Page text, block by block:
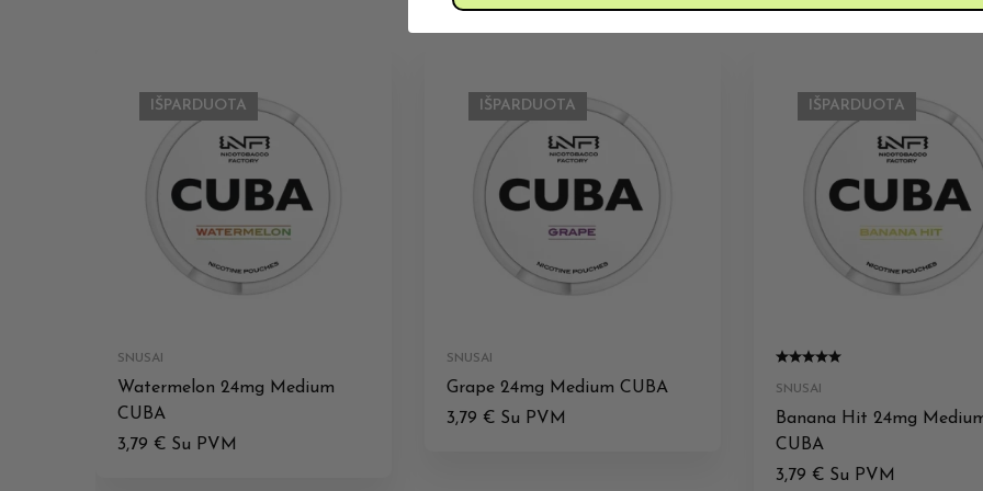
IŠPARDUOTA
SNUSAI
Watermelon 24mg Medium
CUBA
3,79 € Su PVM
IŠPARDUOTA
SNUSAI
Grape 24mg Medium CUBA
3,79 € Su PVM
IŠPARDUOTA
SNUSAI
Banana Hit 24mg
CUBA
3,79 € Su PVM